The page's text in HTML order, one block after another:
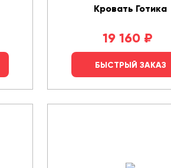
Кровать Готика
19 160 ₽
БЫСТРЫЙ ЗАКАЗ